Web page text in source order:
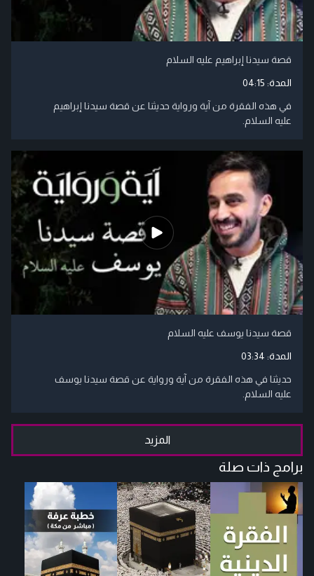
قصة سيدنا إبراهيم عليه السلام
المدة: 04:15
في هذه الفقرة من آية ورواية حديثنا عن قصة سيدنا إبراهيم
عليه السلام.
قصة سيدنا يوسف عليه السلام
المدة: 03:34
حديثنا في هذه الفقرة من آية ورواية عن قصة سيدنا يوسف
عليه السلام.
المزيد
برامج ذات صلة